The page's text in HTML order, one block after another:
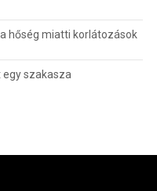
hőség miatti korlátozások
szakasza